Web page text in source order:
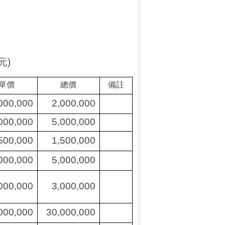
)
價 總價 備註
2,000,000
5,000,000
1,500,000
5,000,000
3,000,000
30,000,000